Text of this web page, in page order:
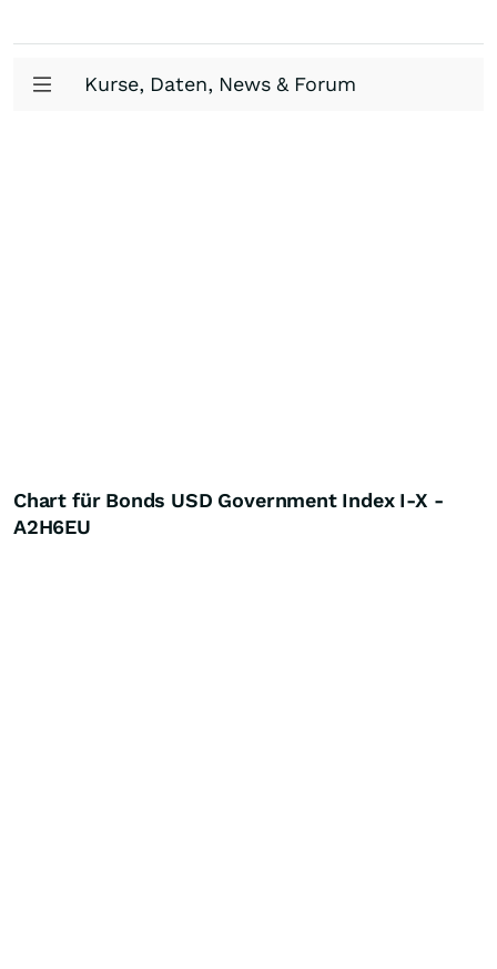
Kurse, Daten, News & Forum
Chart für Bonds USD Government Index I-X -
A2H6EU